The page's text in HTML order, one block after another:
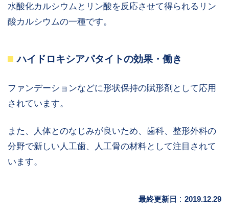
水酸化カルシウムとリン酸を反応させて得られるリン
酸カルシウムの一種です。
ハイドロキシアパタイトの効果・働き
ファンデーションなどに形状保持の賦形剤として応用
されています。
また、人体とのなじみが良いため、歯科、整形外科の
分野で新しい人工歯、人工骨の材料として注目されて
います。
最終更新日 : 2019.12.29